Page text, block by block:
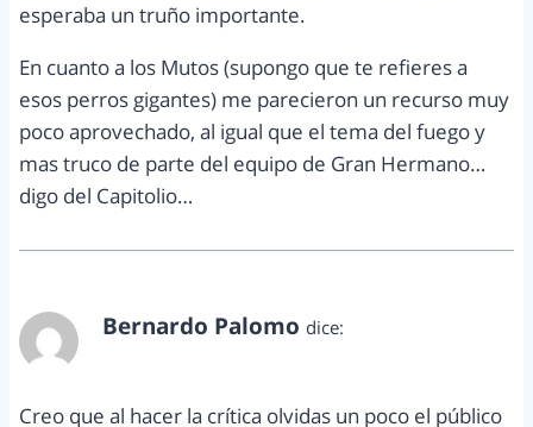
esperaba un truño importante.
En cuanto a los Mutos (supongo que te refieres a
esos perros gigantes) me parecieron un recurso muy
poco aprovechado, al igual que el tema del fuego y
mas truco de parte del equipo de Gran Hermano…
digo del Capitolio…
Bernardo Palomo dice:
Creo que al hacer la crítica olvidas un poco el público